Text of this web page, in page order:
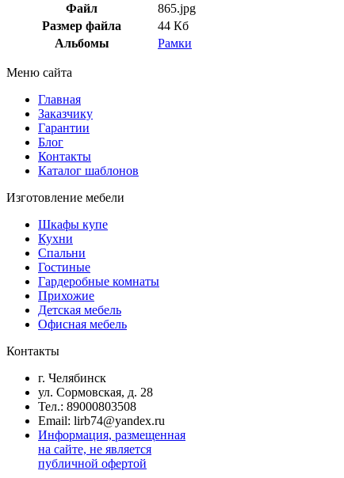
Файл
865.jpg
Размер файла
44 Кб
Альбомы
Рамки
Меню сайта
Главная
Заказчику
Гарантии
Блог
Контакты
Каталог шаблонов
Изготовление мебели
Шкафы купе
Кухни
Спальни
Гостиные
Гардеробные комнаты
Прихожие
Детская мебель
Офисная мебель
Контакты
г. Челябинск
ул. Сормовская, д. 28
Тел.: 89000803508
Email: lirb74@yandex.ru
Информация, размещенная
на сайте, не является
публичной офертой